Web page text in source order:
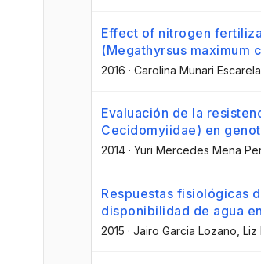
Effect of nitrogen
(Megathyrsus maximum
2016 · Carolina Munari Escarela
Evaluación de la
Cecidomyiidae) en
2014 · Yuri Mercedes Mena
Respuestas fisiológicas
disponibilidad de agua
2015 · Jairo Garcia Lozano ,